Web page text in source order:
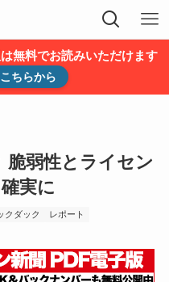
無料でお読みいただけます
ちらから
脆弱性とライセン
実に
クダック レポート